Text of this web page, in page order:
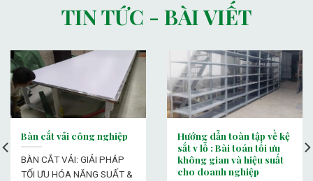
TIN TỨC - BÀI VIẾT
Bàn cắt vải công nghiệp
BÀN CẮT VẢI: GIẢI PHÁP
TỐI ƯU HÓA NĂNG SUẤT &
Hướng dẫn toàn tập về kệ
sắt v lỗ : Bài toán tối ưu
không gian và hiệu suất
cho doanh nghiệp